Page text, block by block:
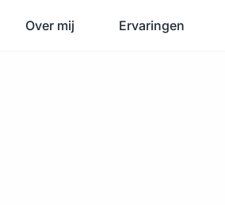
Over mij Ervaringen